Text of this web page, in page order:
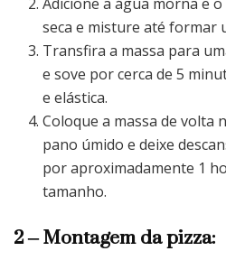
seca e misture até formar
Transfira a massa para
e sove por cerca de 5
e elástica.
Coloque a massa de volta
pano úmido e deixe
por aproximadamente 1
tamanho.
2 – Montagem da pizza: